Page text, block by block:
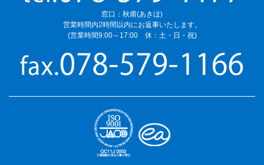
窓口：秋甫(あきほ)
営業時間内2時間以内にお返事いたします。
(営業時間9:00～17:00 休：土・日・祝)